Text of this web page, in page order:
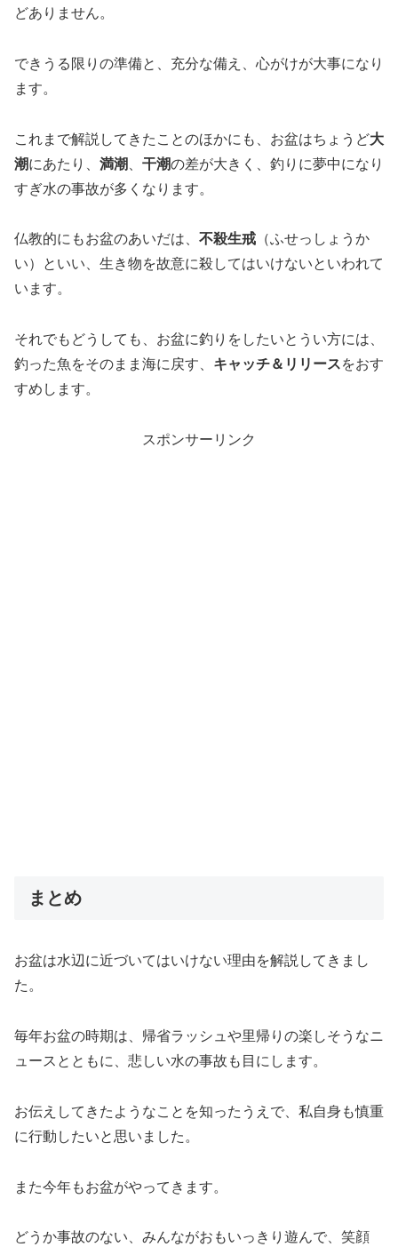
どありません。
できうる限りの準備と、充分な備え、心がけが大事になり
ます。
これまで解説してきたことのほかにも、お盆はちょうど大
潮にあたり、 満潮 干潮の差が大きく、釣りに夢中になり
すぎ水の事故が多くなります。
仏教的にもお盆のあいだは、 不殺生戒 （ふせっしょうか
い）
といい、生き物を故意に殺してはいけないといわれて
います。
それでもどうしても、お盆に釣りをしたいとうい方には、
釣った魚をそのまま海に戻す、 キャッチ＆リリースをおす
すめします。
スポンサーリンク
まとめ
お盆は水辺に近づいてはいけない理由を解説してきまし
た。
毎年お盆の時期は、帰省ラッシュや里帰りの楽しそうなニ
ュースとともに、悲しい水の事故も目にします。
お伝えしてきたようなことを知ったうえで、私自身も慎重
に行動したいと思いました。
また今年もお盆がやってきます。
どうか事故のない、みんながおもいっきり遊んで、笑顔